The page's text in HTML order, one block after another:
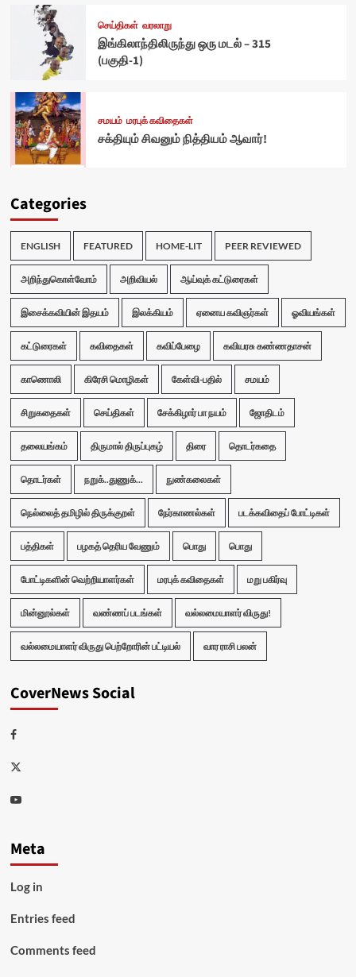
செய்திகள் வரலாறு
இங்கிலாந்திலிருந்து ஒரு மடல் – 315
(பகுதி-1)
சமயம் மரபுக் கவிதைகள்
சக்தியும் சிவனும் நித்தியம் ஆவார்!
Categories
ENGLISH FEATURED HOME-LIT PEER REVIEWED
அறிந்துகொள்வோம் அறிவியல் ஆய்வுக் கட்டுரைகள்
இசைக்கவியின் இதயம் இலக்கியம் ஏனைய கவிஞர்கள் ஓவியங்கள்
கட்டுரைகள் கவிதைகள் கவிப்பேழை கவியரசு கண்ணதாசன்
காணொலி கிரேசி மொழிகள் கேள்வி-பதில் சமயம்
சிறுகதைகள் செய்திகள் சேக்கிழார் பா நயம் ஜோதிடம்
தலையங்கம் திருமால் திருப்புகழ் திரை தொடர்கதை
தொடர்கள் நறுக்..துணுக்... நுண்கலைகள்
நெல்லைத் தமிழில் திருக்குறள் நேர்காணல்கள் படக்கவிதைப் போட்டிகள்
பத்திகள் பழகத் தெரிய வேணும் பொது பொது
போட்டிகளின் வெற்றியாளர்கள் மரபுக் கவிதைகள் மறு பகிர்வு
மின்னூல்கள் வண்ணப் படங்கள் வல்லமையாளர் விருது!
வல்லமையாளர் விருது பெற்றோரின் பட்டியல் வார ராசி பலன்
CoverNews Social
Facebook
Twitter
Youtube
Meta
Log in
Entries feed
Comments feed